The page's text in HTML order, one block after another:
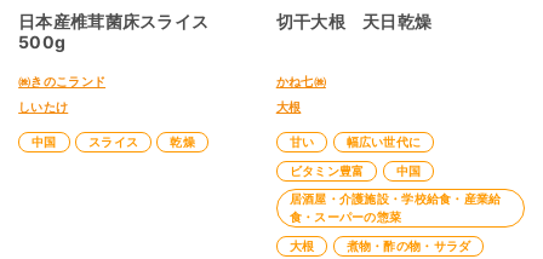
日本産椎茸菌床スライス
500g
㈱きのこランド
しいたけ
中国 スライス 乾燥
切干大根 天日乾燥
かね七㈱
大根
甘い
幅広い世代に
ビタミン豊富
中国
居酒屋・介護施設・学校給食・産業給
食・スーパーの惣菜
大根
煮物・酢の物・サラダ